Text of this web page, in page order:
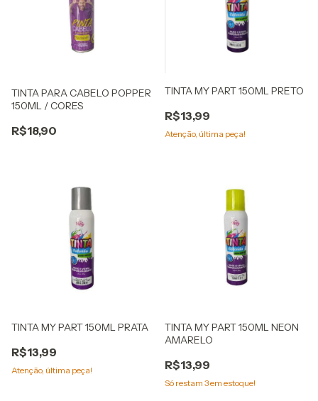
TINTA PARA CABELO POPPER
150ML / CORES
R$18,90
TINTA MY PART 150ML PRETO
R$13,99
Atenção, última peça!
TINTA MY PART 150ML PRATA
R$13,99
Atenção, última peça!
TINTA MY PART 150ML NEON
AMARELO
R$13,99
Só restam 3em estoque!